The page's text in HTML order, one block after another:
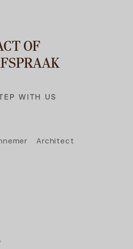
OF
WITH US
Architect